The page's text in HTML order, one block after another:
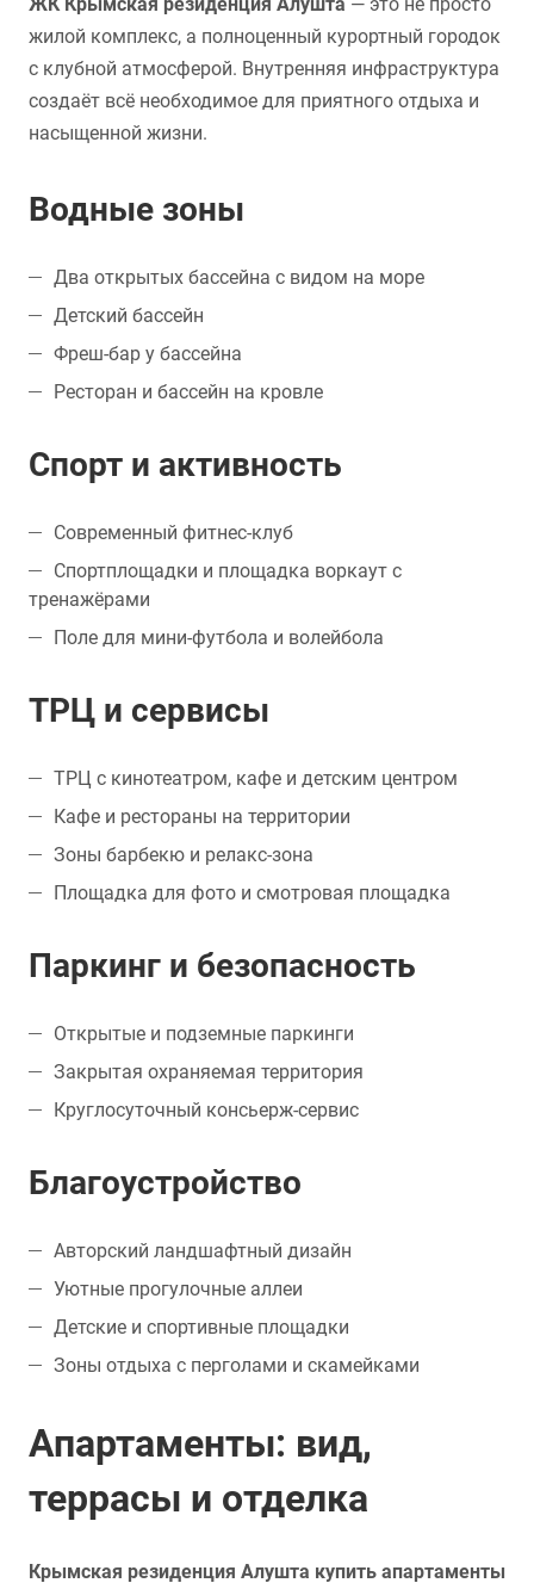
жилой комплекс, а полноценный курортный городок
с клубной атмосферой. Внутренняя инфраструктура
создаёт всё необходимое для приятного отдыха и
насыщенной жизни.
Водные зоны
Два открытых бассейна с видом на море
Детский бассейн
Фреш-бар у бассейна
Ресторан и бассейн на кровле
Спорт и активность
Современный фитнес-клуб
Спортплощадки и площадка воркаут с
тренажёрами
Поле для мини-футбола и волейбола
ТРЦ и сервисы
ТРЦ с кинотеатром, кафе и детским центром
Кафе и рестораны на территории
Зоны барбекю и релакс-зона
Площадка для фото и смотровая площадка
Паркинг и безопасность
Открытые и подземные паркинги
Закрытая охраняемая территория
Круглосуточный консьерж-сервис
Благоустройство
Авторский ландшафтный дизайн
Уютные прогулочные аллеи
Детские и спортивные площадки
Зоны отдыха с перголами и скамейками
Апартаменты: вид,
террасы и отделка
Крымская резиденция Алушта купить апартаменты